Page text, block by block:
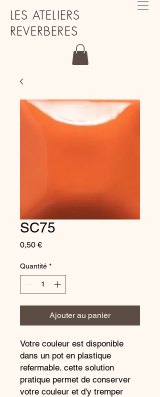
LES ATELIERS
REVERBERES
SC75
0,50 €Prix
Quantité *
Ajouter au panier
Votre couleur est disponible
dans un pot en plastique
refermable. cette solution
pratique permet de conserver
votre couleur et d'y tremper